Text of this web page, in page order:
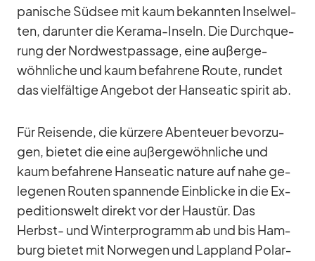
pa­ni­sche Süd­see mit kaum be­kann­ten In­sel­wel­
ten, dar­un­ter die Ke­rama-In­seln. Die Durch­que­
rung der Nord­west­pas­sage, eine au­ßer­ge­
wöhn­li­che und kaum be­fah­rene Route, run­det
das viel­fäl­tige An­ge­bot der Han­sea­tic spi­rit ab.
Für Rei­sende, die kür­zere Aben­teuer be­vor­zu­
gen, bie­tet die eine au­ßer­ge­wöhn­li­che und
kaum be­fah­rene Han­sea­tic na­ture auf nahe ge­
le­ge­nen Rou­ten span­nende Ein­bli­cke in die Ex­
pe­di­ti­ons­welt di­rekt vor der Haus­tür. Das
Herbst- und Win­ter­pro­gramm ab und bis Ham­
burg bie­tet mit Nor­we­gen und Lapp­land Po­lar­